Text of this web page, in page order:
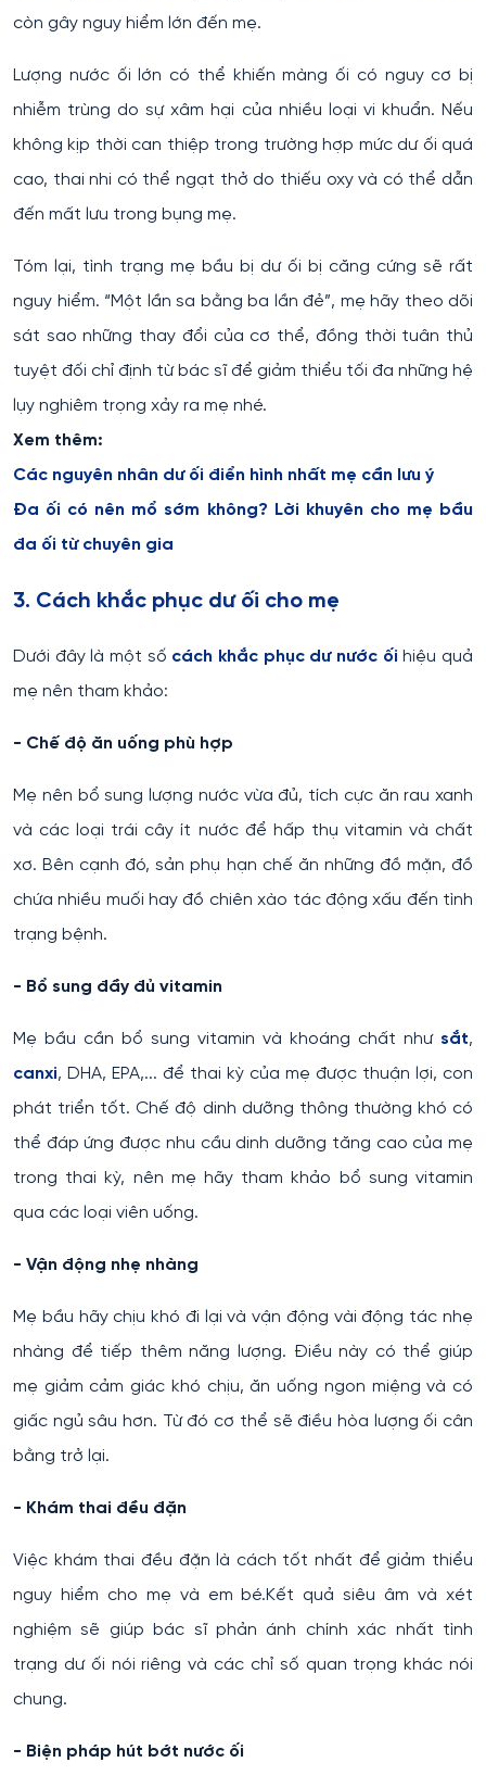
còn gây nguy hiểm lớn đến mẹ.
Lượng nước ối lớn có thể khiến màng ối có nguy cơ bị
nhiễm trùng do sự xâm hại của nhiều loại vi khuẩn. Nếu
không kịp thời can thiệp trong trường hợp mức dư ối quá
cao, thai nhi có thể ngạt thở do thiếu oxy và có thể dẫn
đến mất lưu trong bụng mẹ.
Tóm lại, tình trạng mẹ bầu bị dư ối bị căng cứng sẽ rất
nguy hiểm. “Một lần sa bằng ba lần đẻ”, mẹ hãy theo dõi
sát sao những thay đổi của cơ thể, đồng thời tuân thủ
tuyệt đối chỉ định từ bác sĩ để giảm thiểu tối đa những hệ
lụy nghiêm trọng xảy ra mẹ nhé.
Xem thêm:
Các nguyên nhân dư ối điển hình nhất mẹ cần lưu ý
Đa ối có nên mổ sớm không? Lời khuyên cho mẹ bầu
đa ối từ chuyên gia
3. Cách khắc phục dư ối cho mẹ
Dưới đây là một số cách khắc phục dư nước ối hiệu quả
mẹ nên tham khảo:
- Chế độ ăn uống phù hợp
Mẹ nên bổ sung lượng nước vừa đủ, tích cực ăn rau xanh
và các loại trái cây ít nước để hấp thụ vitamin và chất
xơ. Bên cạnh đó, sản phụ hạn chế ăn những đồ mặn, đồ
chứa nhiều muối hay đồ chiên xào tác động xấu đến tình
trạng bệnh.
- Bổ sung đầy đủ vitamin
Mẹ bầu cần bổ sung vitamin và khoáng chất như sắt,
canxi, DHA, EPA,... để thai kỳ của mẹ được thuận lợi, con
phát triển tốt. Chế độ dinh dưỡng thông thường khó có
thể đáp ứng được nhu cầu dinh dưỡng tăng cao của mẹ
trong thai kỳ, nên mẹ hãy tham khảo bổ sung vitamin
qua các loại viên uống.
- Vận động nhẹ nhàng
Mẹ bầu hãy chịu khó đi lại và vận động vài động tác nhẹ
nhàng để tiếp thêm năng lượng. Điều này có thể giúp
mẹ giảm cảm giác khó chịu, ăn uống ngon miệng và có
giấc ngủ sâu hơn. Từ đó cơ thể sẽ điều hòa lượng ối cân
bằng trở lại.
- Khám thai đều đặn
Việc khám thai đều đặn là cách tốt nhất để giảm thiểu
nguy hiểm cho mẹ và em bé.Kết quả siêu âm và xét
nghiệm sẽ giúp bác sĩ phản ánh chính xác nhất tình
trạng dư ối nói riêng và các chỉ số quan trọng khác nói
chung.
- Biện pháp hút bớt nước ối